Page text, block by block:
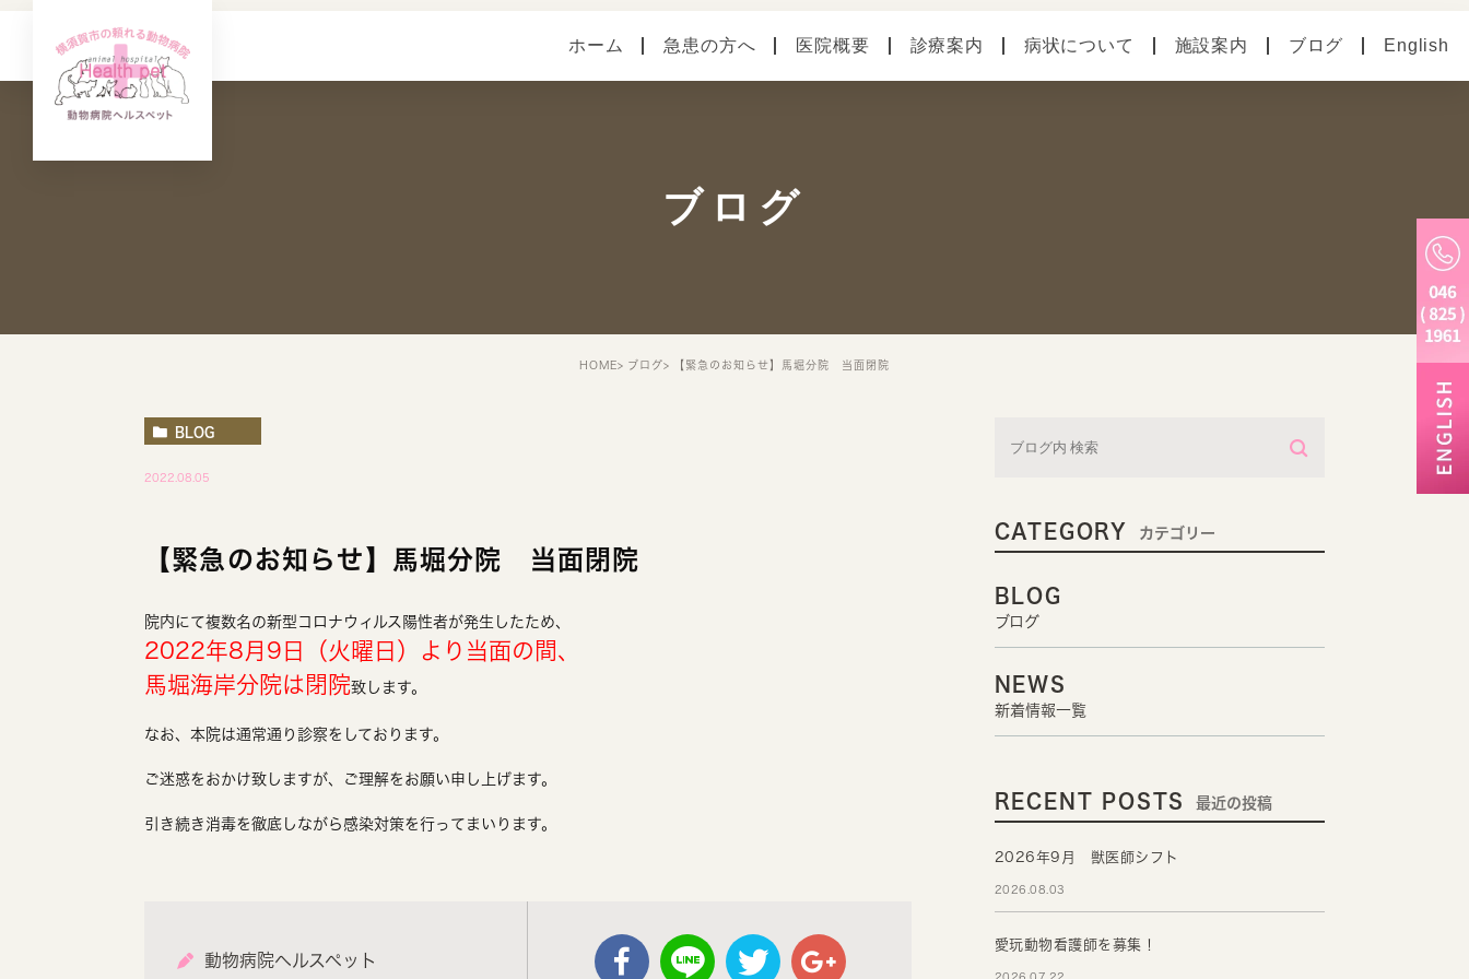
ホーム 急患の方へ 医院概要
本院（横須賀中央）
院内・設備システム
診療案内 病状について 施設案内 ブログ English
ブログ
HOME ブログ 【緊急のお知らせ】馬堀分院 当面閉院
BLOG
2022.08.05
【緊急のお知らせ】馬堀分院 当面閉院
院内にて複数名の新型コロナウィルス陽性者が発生したため、
2022年8月9日（火曜日）より当面の間、
馬堀海岸分院は閉院致します。
なお、本院は通常通り診察をしております。
ご迷惑をおかけ致しますが、ご理解をお願い申し上げます。
引き続き消毒を徹底しながら感染対策を行ってまいります。
動物病院ヘルスペット
CATEGORY カテゴリー
BLOG
ブログ
NEWS
新着情報一覧
RECENT POSTS 最近の投稿
2026年9月 獣医師シフト
2026.08.03
愛玩動物看護師を募集！
2026.07.22